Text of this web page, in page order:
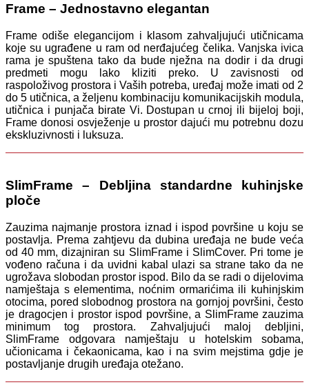
Frame – Jednostavno elegantan
Frame odiše elegancijom i klasom zahvaljujući utičnicama
koje su ugrađene u ram od nerđajućeg čelika. Vanjska ivica
rama je spuštena tako da bude nježna na dodir i da drugi
predmeti mogu lako kliziti preko. U zavisnosti od
raspoloživog prostora i Vaših potreba, uređaj može imati od 2
do 5 utičnica, a željenu kombinaciju komunikacijskih modula,
utičnica i punjača birate Vi. Dostupan u crnoj ili bijeloj boji,
Frame donosi osvježenje u prostor dajući mu potrebnu dozu
ekskluzivnosti i luksuza.
SlimFrame – Debljina standardne kuhinjske
ploče
Zauzima najmanje prostora iznad i ispod površine u koju se
postavlja. Prema zahtjevu da dubina uređaja ne bude veća
od 40 mm, dizajniran su SlimFrame i SlimCover. Pri tome je
vođeno računa i da uvidni kabal ulazi sa strane tako da ne
ugrožava slobodan prostor ispod. Bilo da se radi o dijelovima
namještaja s elementima, noćnim ormarićima ili kuhinjskim
otocima, pored slobodnog prostora na gornjoj površini, često
je dragocjen i prostor ispod površine, a SlimFrame zauzima
minimum tog prostora. Zahvaljujući maloj debljini,
SlimFrame odgovara namještaju u hotelskim sobama,
učionicama i čekaonicama, kao i na svim mejstima gdje je
postavljanje drugih uređaja otežano.